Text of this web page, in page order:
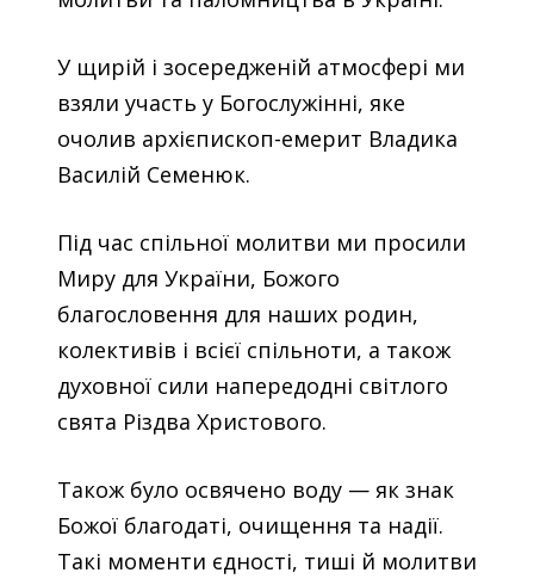
У щирій і зосередженій атмосфері ми
взяли участь у Богослужінні, яке
очолив архієпископ-емерит Владика
Василій Семенюк.
Під час спільної молитви ми просили
Миру для України, Божого
благословення для наших родин,
колективів і всієї спільноти, а також
духовної сили напередодні світлого
свята Різдва Христового.
Також було освячено воду — як знак
Божої благодаті, очищення та надії.
Такі моменти єдності, тиші й молитви